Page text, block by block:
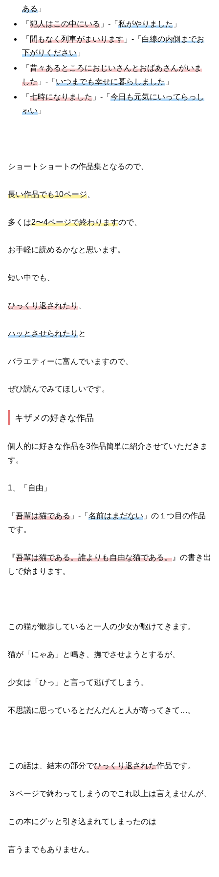
ある 」
「犯人はこの中にいる 」-「私がやりました 」
「間もなく列車がまいります 」-「白線の内側までお
下がりください 」
「昔々あるところにおじいさんとおばあさんがいま
した 」-「いつまでも幸せに暮らしました 」
「七時になりました 」-「今日も元気にいってらっし
ゃい 」
ショートショートの作品集となるので、
長い作品でも10ページ
多くは2〜4ページで終わりますので、
お手軽に読めるかなと思います。
短い中でも、
ひっくり返されたり
ハッとさせられたりと
バラエティーに富んでいますので、
ぜひ読んでみてほしいです。
キザメの好きな作品
個人的に好きな作品を3作品簡単に紹介させていただきま
す。
1、「自由」
「 吾輩は猫である 」-「 名前はまだない 」の１つ目の作品
です。
『吾輩は猫である。誰よりも自由な猫である。 』の書き出
しで始まります。
この猫が散歩していると一人の少女が駆けてきます。
猫が「にゃあ」と鳴き、撫でさせようとするが、
少女は「ひっ」と言って逃げてしまう。
不思議に思っているとだんだんと人が寄ってきて…。
この話は、結末の部分でひっくり返された作品です。
３ページで終わってしまうのでこれ以上は言えませんが、
この本にグッと引き込まれてしまったのは
言うまでもありません。